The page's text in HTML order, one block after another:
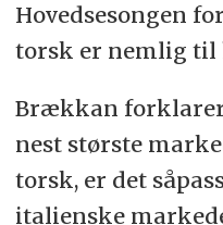
Hovedsesongen
torsk er nemlig til
Brækkan forklarer
nest største
torsk, er det
italienske